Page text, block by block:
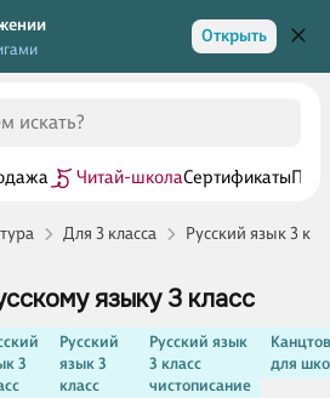
Открыть
Читай-школаСертификаты
Для 3 класса Русский язык 3
языку 3 класс
3
Русский
язык 3
класс
Русский язык
3 класс
чистописание
для